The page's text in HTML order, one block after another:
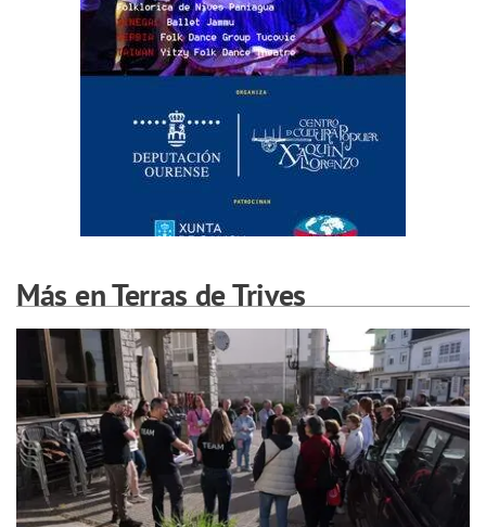
Más en Terras de Trives